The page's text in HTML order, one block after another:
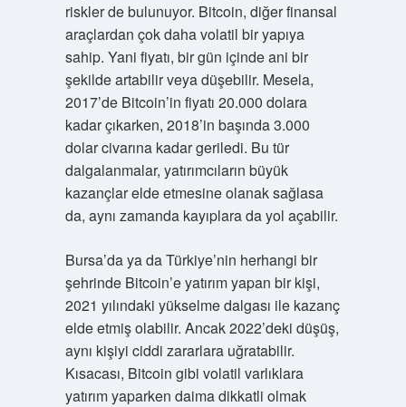
riskler de bulunuyor. Bitcoin, diğer finansal
araçlardan çok daha volatil bir yapıya
sahip. Yani fiyatı, bir gün içinde ani bir
şekilde artabilir veya düşebilir. Mesela,
2017’de Bitcoin’in fiyatı 20.000 dolara
kadar çıkarken, 2018’in başında 3.000
dolar civarına kadar geriledi. Bu tür
dalgalanmalar, yatırımcıların büyük
kazançlar elde etmesine olanak sağlasa
da, aynı zamanda kayıplara da yol açabilir.
Bursa’da ya da Türkiye’nin herhangi bir
şehrinde Bitcoin’e yatırım yapan bir kişi,
2021 yılındaki yükselme dalgası ile kazanç
elde etmiş olabilir. Ancak 2022’deki düşüş,
aynı kişiyi ciddi zararlara uğratabilir.
Kısacası, Bitcoin gibi volatil varlıklara
yatırım yaparken daima dikkatli olmak